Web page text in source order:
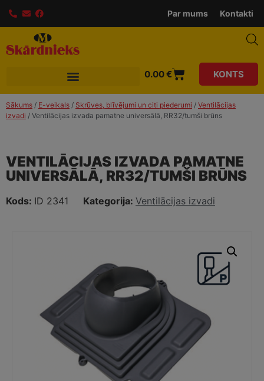
Par mums Kontakti
0.00€ KONTS
Sākums / E-veikals / Skrūves, blīvējumi un citi piederumi / Ventilācijas
izvadi / Ventilācijas izvada pamatne universālā, RR32/tumši brūns
VENTILĀCIJAS IZVADA PAMATNE
UNIVERSĀLĀ, RR32/TUMŠI BRŪNS
Kods: ID 2341 Kategorija: Ventilācijas izvadi